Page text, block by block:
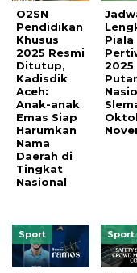
O2SN
Pendidikan
Khusus
2025 Resmi
Ditutup,
Kadisdik
Aceh:
Anak-anak
Emas Siap
Harumkan
Nama
Daerah di
Tingkat
Nasional
Piala
2025
Sport Sport